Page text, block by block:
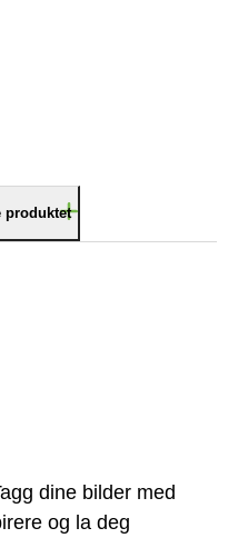
produktet
dine bilder med
og la deg